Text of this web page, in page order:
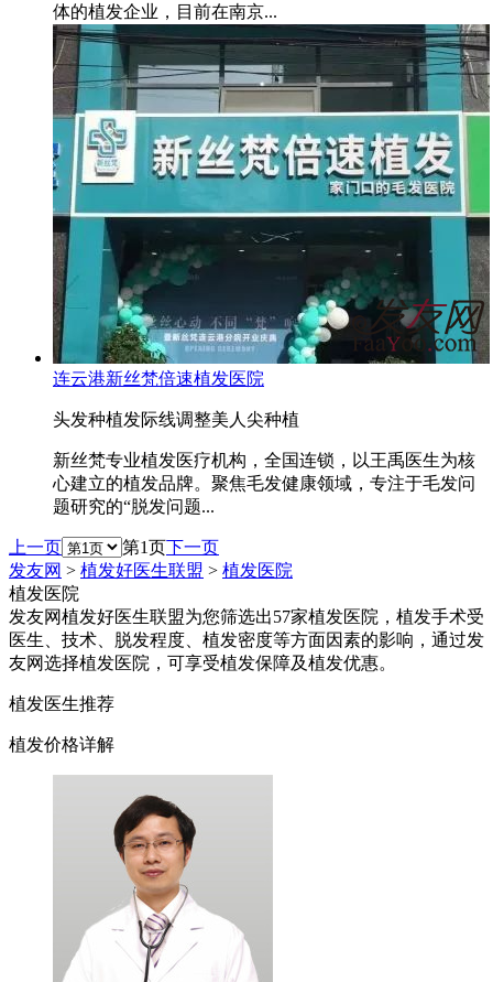
体的植发企业，目前在南京...
连云港新丝梵倍速植发医院
头发种植发际线调整美人尖种植
新丝梵专业植发医疗机构，全国连锁，以王禹医生为核
心建立的植发品牌。聚焦毛发健康领域，专注于毛发问
题研究的“脱发问题...
上一页 第1页下一页
发友网 > 植发好医生联盟 > 植发医院
植发医院
发友网植发好医生联盟为您筛选出57家植发医院，植发手术受
医生、技术、脱发程度、植发密度等方面因素的影响，通过发
友网选择植发医院，可享受植发保障及植发优惠。
植发医生推荐
植发价格详解